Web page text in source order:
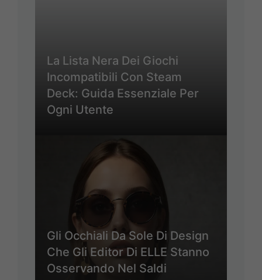
La Lista Nera Dei Giochi
Incompatibili Con Steam
Deck: Guida Essenziale Per
Ogni Utente
Gli Occhiali Da Sole Di Design
Che Gli Editor Di ELLE Stanno
Osservando Nel Saldi